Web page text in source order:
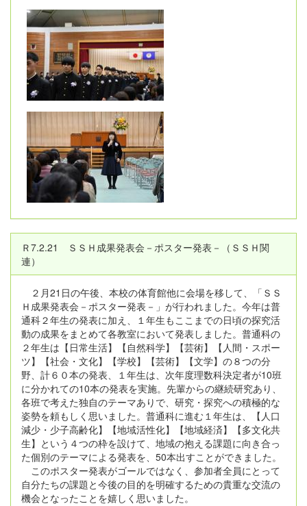
Ｒ7.2.21 ＳＳＨ成果発表会－ポスター発表－（ＳＳＨ関
連）
２月21日の午後、本校の体育館他に会場を移して、「ＳＳ
Ｈ成果発表会－ポスター発表－」が行われました。今年は普
通科２年生の発表に加え、１年生もここまでの日頃の探究活
動の成果をまとめて各教室において発表しました。普通科の
２年生は【日常生活】【自然科学】【芸術】【人間・スポー
ツ】【社会・文化】【学校】【芸術】【文学】の８つの分
野、計６０本の発表、１年生は、次年度理数科決定者が10班
に分かれての10本の発表を実施。先輩からの継続研究あり、
各班で考えた独自のテーマありで、研究・探究への積極的な
姿勢を頼もしく思いました。普通科に進む１年生は、【人口
減少・少子高齢化】【地域活性化】【地域経済】【多文化共
生】という４つの枠を設けて、地域の抱える課題に向き合っ
た個別のテーマによる発表を、50本出すことができました。
このポスター発表がゴールではなく、参加者全員にとって
自分たちの課題と今後の目的を明確するための貴重な交流の
機会となったことを嬉しく思いました。